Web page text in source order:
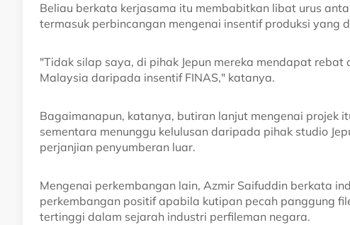
Beliau berkata kerjasama itu membabitkan libat urus
termasuk perbincangan mengenai insentif produksi yang
"Tidak silap saya, di pihak Jepun mereka mendapat
Malaysia daripada insentif FINAS," katanya.
Bagaimanapun, katanya, butiran lanjut mengenai projek
sementara menunggu kelulusan daripada pihak studio
perjanjian penyumberan luar.
Mengenai perkembangan lain, Azmir Saifuddin berkata
perkembangan positif apabila kutipan pecah panggung
tertinggi dalam sejarah industri perfileman negara.